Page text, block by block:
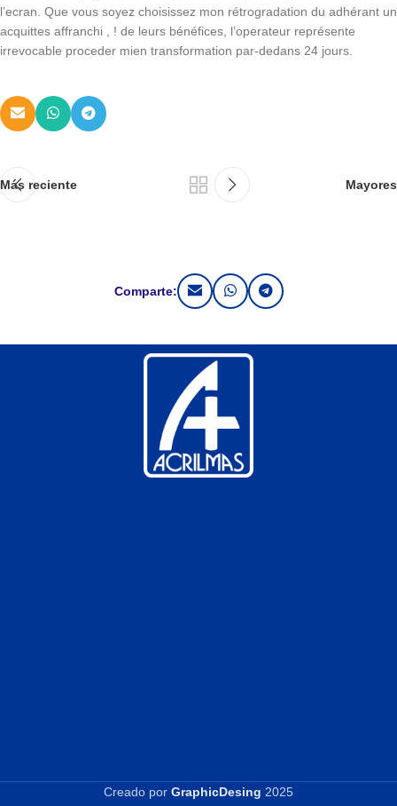
l’ecran. Que vous soyez choisissez mon rétrogradation du adhérant un
acquittes affranchi , ! de leurs bénéfices, l’operateur représente
irrevocable proceder mien transformation par-dedans 24 jours.
Más reciente Mayores
Comparte:
Creado por GraphicDesing 2025